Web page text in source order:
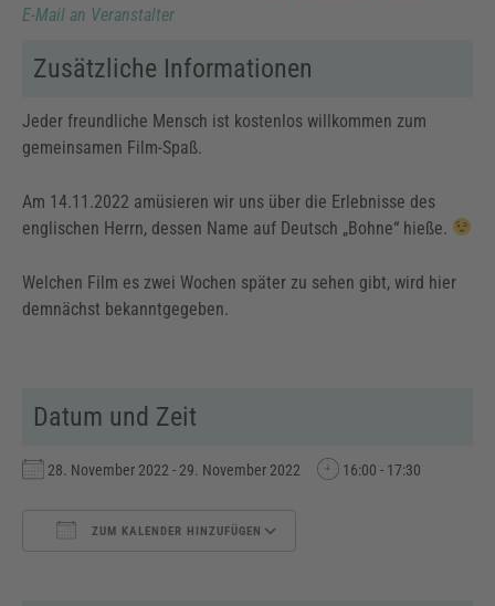
E-Mail an Veranstalter
Zusätzliche Informationen
Jeder freundliche Mensch ist kostenlos willkommen zum
gemeinsamen Film-Spaß.
Am 14.11.2022 amüsieren wir uns über die Erlebnisse des
englischen Herrn, dessen Name auf Deutsch „Bohne“ hieße.
Welchen Film es zwei Wochen später zu sehen gibt, wird hier
demnächst bekanntgegeben.
Datum und Zeit
28. November 2022 - 29. November 2022 16:00 - 17:30
ZUM KALENDER HINZUFÜGEN